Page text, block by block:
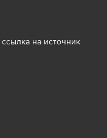
на источник